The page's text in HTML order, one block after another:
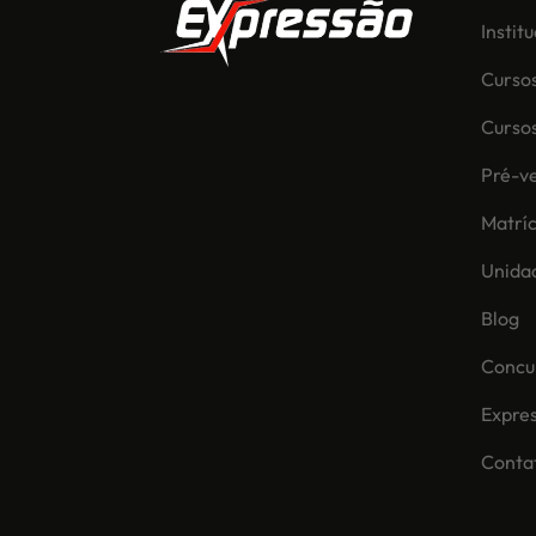
Pré-
Blog